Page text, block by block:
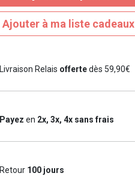
Ajouter à ma liste cadeaux
Livraison Relais offertedès 59,90€
Payez en 2x, 3x, 4x sans frais
Retour 100 jours